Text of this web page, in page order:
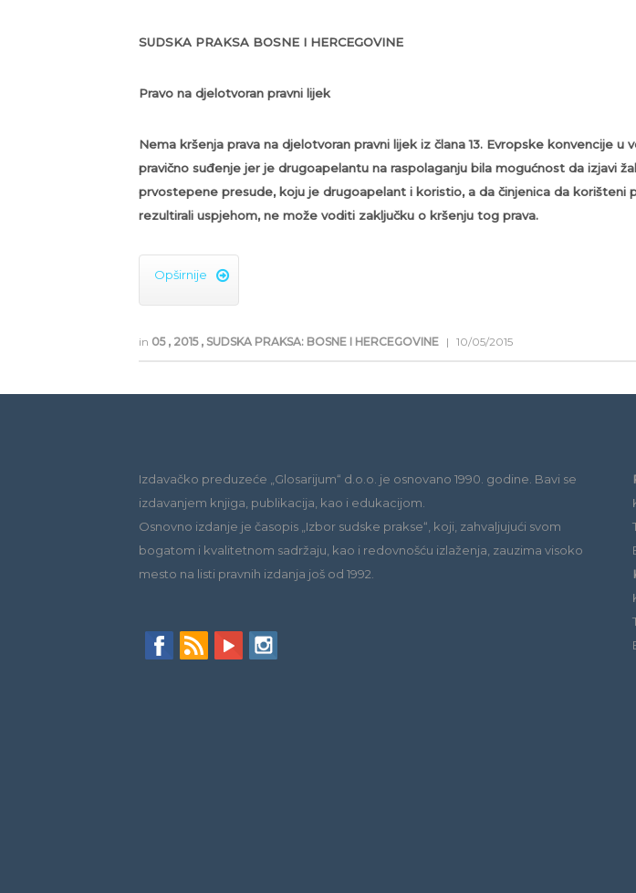
SUDSKA PRAKSA BOSNE I HERCEGOVINE
Pravo na djelotvoran pravni lijek
Nema kršenja prava na djelotvoran pravni lijek iz člana 13. Evropske konvencije u
pravično suđenje jer je drugoapelantu na raspolaganju bila mogućnost da izjavi
prvostepene presude, koju je drugoapelant i koristio, a da činjenica da korišteni
rezultirali uspjehom, ne može voditi zaključku o kršenju tog prava.
Opširnije 
in 05 , 2015 , SUDSKA PRAKSA: BOSNE I HERCEGOVINE | 10/05/2015
Izdavačko preduzeće „Glosarijum“ d.o.o. je osnovano 1990. godine. Bavi se
izdavanjem knjiga, publikacija, kao i edukacijom.
Osnovno izdanje je časopis „Izbor sudske prakse“, koji, zahvaljujući svom
bogatom i kvalitetnom sadržaju, kao i redovnošću izlaženja, zauzima visoko
mesto na listi pravnih izdanja još od 1992.